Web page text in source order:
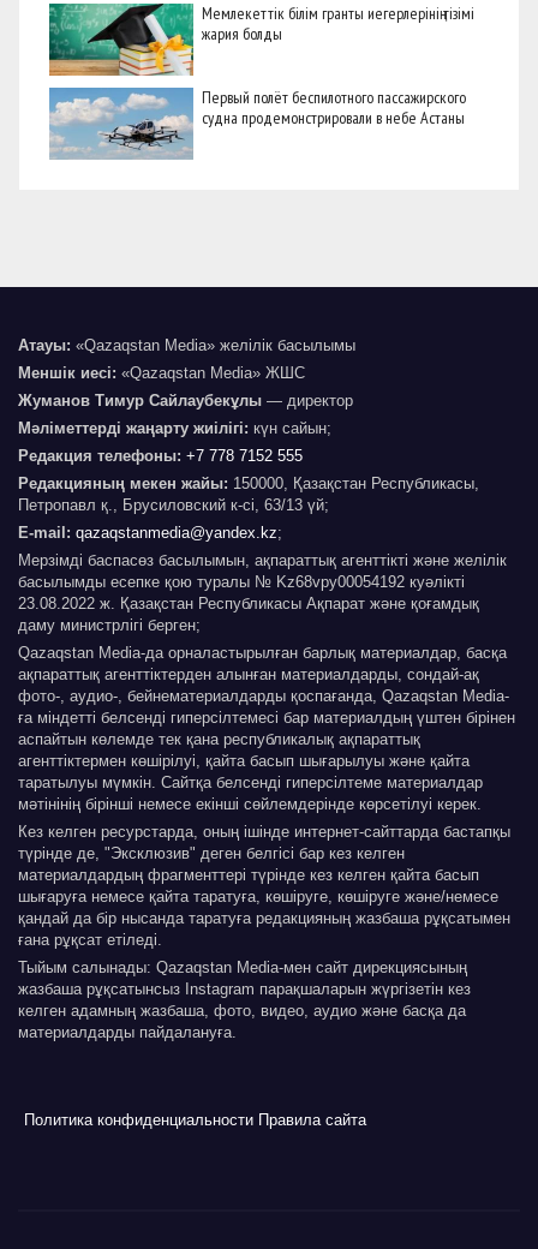
Мемлекеттік білім гранты иегерлерінің тізімі
жария болды
Первый полёт беспилотного пассажирского
судна продемонстрировали в небе Астаны
Атауы: «Qazaqstan Media» желілік басылымы
Меншік иесі: «Qazaqstan Media» ЖШС
Жуманов Тимур Сайлаубекұлы — директор
Мәліметтерді жаңарту жиілігі: күн сайын;
Редакция телефоны: +7 778 7152 555
Редакцияның мекен жайы: 150000, Қазақстан Республикасы,
Петропавл қ., Брусиловский к-сі, 63/13 үй;
E-mail: qazaqstanmedia@yandex.kz;
Мерзімді баспасөз басылымын, ақпараттық агенттікті және желілік
басылымды есепке қою туралы № Kz68vpy00054192 куәлікті
23.08.2022 ж. Қазақстан Республикасы Ақпарат және қоғамдық
даму министрлігі берген;
Qazaqstan Media-да орналастырылған барлық материалдар, басқа
ақпараттық агенттіктерден алынған материалдарды, сондай-ақ
фото-, аудио-, бейнематериалдарды қоспағанда, Qazaqstan Media-
ға міндетті белсенді гиперсілтемесі бар материалдың үштен бірінен
аспайтын көлемде тек қана республикалық ақпараттық
агенттіктермен көшірілуі, қайта басып шығарылуы және қайта
таратылуы мүмкін. Сайтқа белсенді гиперсілтеме материалдар
мәтінінің бірінші немесе екінші сөйлемдерінде көрсетілуі керек.
Кез келген ресурстарда, оның ішінде интернет-сайттарда бастапқы
түрінде де, "Эксклюзив" деген белгісі бар кез келген
материалдардың фрагменттері түрінде кез келген қайта басып
шығаруға немесе қайта таратуға, көшіруге, көшіруге және/немесе
қандай да бір нысанда таратуға редакцияның жазбаша рұқсатымен
ғана рұқсат етіледі.
Тыйым салынады: Qazaqstan Media-мен сайт дирекциясының
жазбаша рұқсатынсыз Instagram парақшаларын жүргізетін кез
келген адамның жазбаша, фото, видео, аудио және басқа да
материалдарды пайдалануға.
Политика конфиденциальности Правила сайта